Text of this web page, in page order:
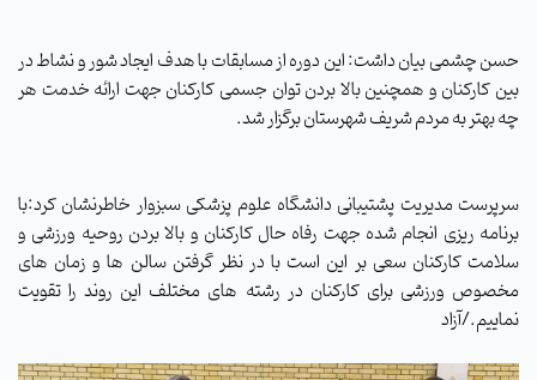
حسن چشمی بیان داشت: این دوره از مسابقات با هدف ایجاد شور و نشاط در
بین کارکنان و همچنین بالا بردن توان جسمی کارکنان جهت ارائه خدمت هر
چه بهتر به مردم شریف شهرستان برگزار شد.
سرپرست مدیریت پشتیبانی دانشگاه علوم پزشکی سبزوار خاطرنشان کرد:با
برنامه ریزی انجام شده جهت رفاه حال کارکنان و بالا بردن روحیه ورزشی و
سلامت کارکنان سعی بر این است با در نظر گرفتن سالن ها و زمان های
مخصوص ورزشی برای کارکنان در رشته های مختلف این روند را تقویت
نماییم./آزاد